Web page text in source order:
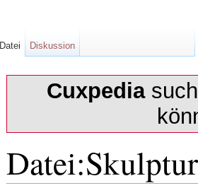
Cuxpedia
Datei Diskussion